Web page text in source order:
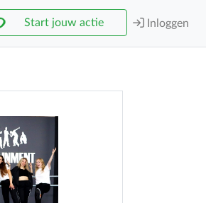
Start jouw actie Inloggen